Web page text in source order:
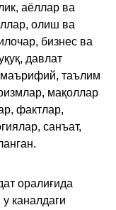
аёллар ва
олиш ва
бизнес ва
давлат
маърифий, таълим
мақоллар
фактлар,
санъат,
оралиғида
каналдаги